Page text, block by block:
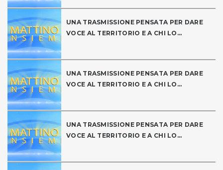
UNA TRASMISSIONE PENSATA PER DARE
VOCE AL TERRITORIO E A CHI LO...
UNA TRASMISSIONE PENSATA PER DARE
VOCE AL TERRITORIO E A CHI LO...
UNA TRASMISSIONE PENSATA PER DARE
VOCE AL TERRITORIO E A CHI LO...